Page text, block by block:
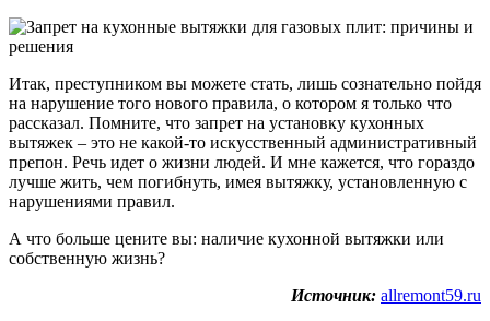
Итак, преступником вы можете стать, лишь сознательно пойдя
на нарушение того нового правила, о котором я только что
рассказал. Помните, что запрет на установку кухонных
вытяжек – это не какой-то искусственный административный
препон. Речь идет о жизни людей. И мне кажется, что гораздо
лучше жить, чем погибнуть, имея вытяжку, установленную с
нарушениями правил.
А что больше цените вы: наличие кухонной вытяжки или
собственную жизнь?
Источник: allremont59.ru